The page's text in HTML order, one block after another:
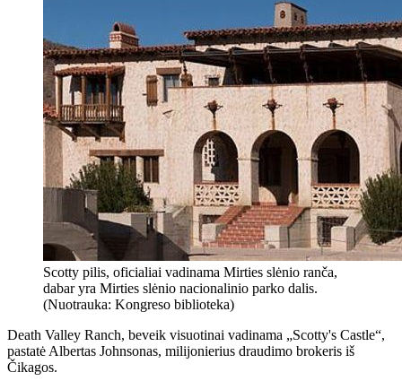
Scotty pilis, oficialiai vadinama Mirties slėnio ranča,
dabar yra Mirties slėnio nacionalinio parko dalis.
(Nuotrauka: Kongreso biblioteka)
Death Valley Ranch, beveik visuotinai vadinama „Scotty's Castle“,
pastatė Albertas Johnsonas, milijonierius draudimo brokeris iš
Čikagos.